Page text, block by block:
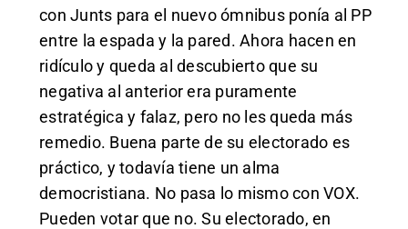
con Junts para el nuevo ómnibus ponía al PP
entre la espada y la pared. Ahora hacen en
ridículo y queda al descubierto que su
negativa al anterior era puramente
estratégica y falaz, pero no les queda más
remedio. Buena parte de su electorado es
práctico, y todavía tiene un alma
democristiana. No pasa lo mismo con VOX.
Pueden votar que no. Su electorado, en